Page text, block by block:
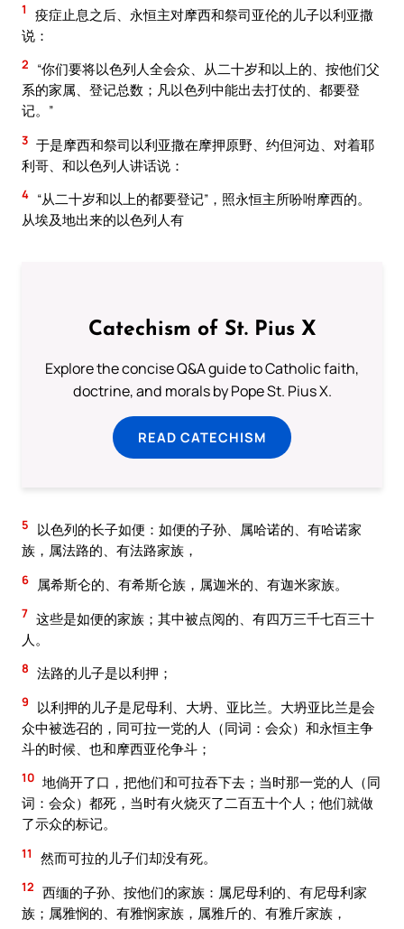
1
疫症止息之后、永恒主对摩西和祭司亚伦的儿子以利亚撒
说：
2
“你们要将以色列人全会众、从二十岁和以上的、按他们父
系的家属、登记总数；凡以色列中能出去打仗的、都要登
记。”
3 于是摩西和祭司以利亚撒在摩押原野、约但河边、对着耶
利哥、和以色列人讲话说：
4 “从二十岁和以上的都要登记”，照永恒主所吩咐摩西的。
从埃及地出来的以色列人有
Catechism of St. Pius X
Explore the concise Q&A guide to Catholic faith,
doctrine, and morals by Pope St. Pius X.
READ CATECHISM
5
以色列的长子如便：如便的子孙、属哈诺的、有哈诺家
族，属法路的、有法路家族，
6 属希斯仑的、有希斯仑族，属迦米的、有迦米家族。
7 这些是如便的家族；其中被点阅的、有四万三千七百三十
人。
8 法路的儿子是以利押；
9
以利押的儿子是尼母利、大坍、亚比兰。大坍亚比兰是会
众中被选召的，同可拉一党的人（同词：会众）和永恒主争
斗的时候、也和摩西亚伦争斗；
10 地倘开了口，把他们和可拉吞下去；当时那一党的人（同
词：会众）都死，当时有火烧灭了二百五十个人；他们就做
了示众的标记。
11 然而可拉的儿子们却没有死。
12 西缅的子孙、按他们的家族：属尼母利的、有尼母利家
族；属雅悯的、有雅悯家族，属雅斤的、有雅斤家族，